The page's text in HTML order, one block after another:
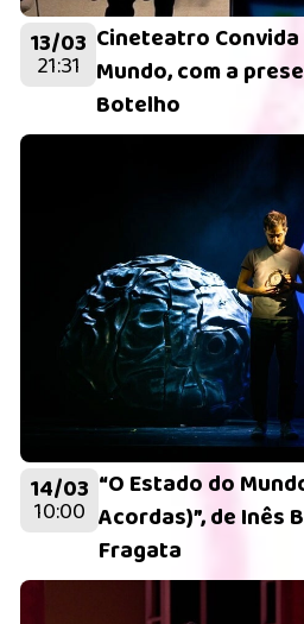
13/03
21:31
Cineteatro
Mundo, com a
Botelho
14/03
10:00
“O Estado do
Acordas)”, de Inês
Fragata